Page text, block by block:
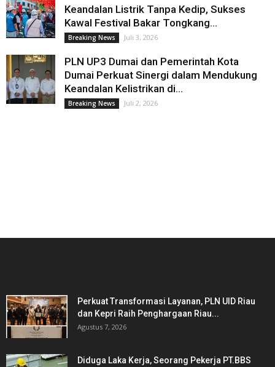
Keandalan Listrik Tanpa Kedip, Sukses
Kawal Festival Bakar Tongkang...
Breaking News Juli 3, 2026
PLN UP3 Dumai dan Pemerintah Kota
Dumai Perkuat Sinergi dalam Mendukung
Keandalan Kelistrikan di...
Breaking News Juli 2, 2026
Perkuat Transformasi Layanan, PLN UID Riau
dan Kepri Raih Penghargaan Riau...
Agustus 7, 2026
Diduga Laka Kerja, Seorang Pekerja PT.BBS